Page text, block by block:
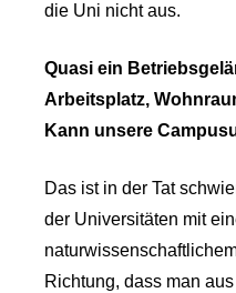
die Uni nicht aus.
Quasi ein
Arbeitsplatz,
Kann unsere
Das ist in der Tat
der Universitäten mit
Richtung, dass man